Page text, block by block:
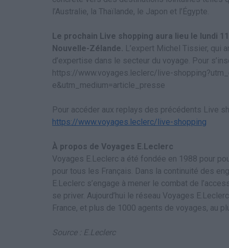
l’Australie, la Thaïlande, le Japon et l’Égypte.
Le prochain Live shopping aura lieu le lundi
Nouvelle-Zélande. L’expert Michel Tissier, qui
d’expertise dans le secteur du voyage. Pour
https://www.voyages.leclerc/live-
e&utm_medium=article_presse
Pour accéder aux replays des précédents Live
https://www.voyages.leclerc/live-shopping
À propos de Voyages E.Leclerc
Voyages E.Leclerc a été fondée en 1988 pour
pour tous les Français. Dans la continuité des
E.Leclerc s’engage à mener le combat de
se priver. Aujourd’hui le réseau Voyages
France, et plus de 1000 agents de voyages, au
Source : E.Leclerc